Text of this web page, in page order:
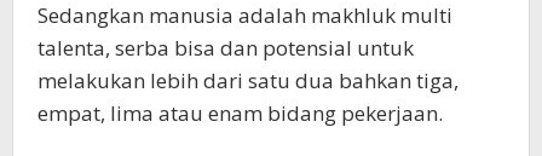
Sedangkan manusia adalah makhluk multi
talenta, serba bisa dan potensial untuk
melakukan lebih dari satu dua bahkan tiga,
empat, lima atau enam bidang pekerjaan.